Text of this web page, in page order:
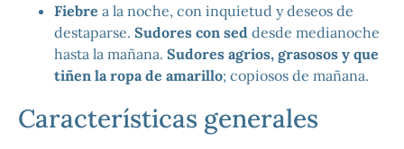
Fiebre a la noche, con inquietud y deseos de
destaparse. Sudores con sed desde medianoche
hasta la mañana. Sudores agrios, grasosos y que
tiñen la ropa de amarillo; copiosos de mañana.
Características generales